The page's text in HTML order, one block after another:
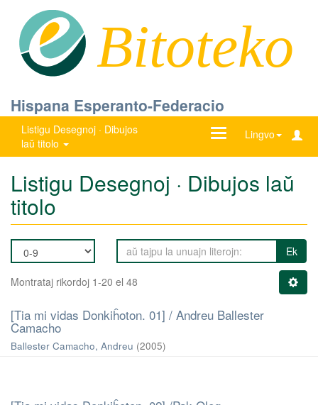
Bitoteko
Hispana Esperanto-Federacio
Listigu Desegnoj · Dibujos
laŭ titolo
Lingvo
Ŝanĝu
Listigu Desegnoj · Dibujos laŭ
titolo
Ek
Montrataj rikordoj 1-20 el 48
[Tia mi vidas Donkiĥoton. 01] / Andreu Ballester
Camacho
Ballester Camacho, Andreu (2005)